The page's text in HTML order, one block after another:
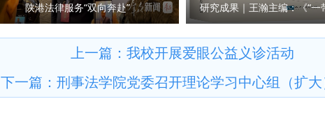
陕港法律服务“双向奔赴”
上一篇： 我校开展爱眼公益义诊活动
下一篇： 刑事法学院党委召开理论学习中心组（扩